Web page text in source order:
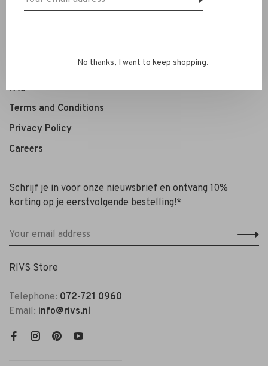
Contact Information
Personal Styling / Private Shopping
FAQ
Terms and Conditions
Privacy Policy
Careers
Schrijf je in voor onze nieuwsbrief en ontvang 10%
korting op je eerstvolgende bestelling!*
RIVS Store
Telephone: 072-721 0960
Email: info@rivs.nl
No thanks, I want to keep shopping.